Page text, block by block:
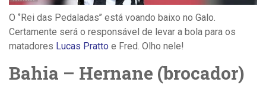
O ‘’Rei das Pedaladas’’ está voando baixo no Galo.
Certamente será o responsável de levar a bola para os
matadores Lucas Pratto e Fred. Olho nele!
Bahia – Hernane (brocador)